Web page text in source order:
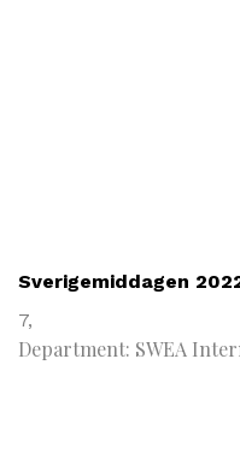
Sverigemiddagen
7,
Department: SWEA